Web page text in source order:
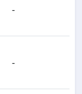
-
-